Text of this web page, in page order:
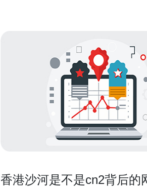
香港沙河是不是cn2背后的